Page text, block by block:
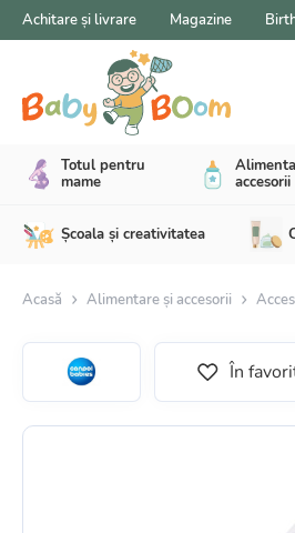
Achitare și livrare Magazine
Totul pentru
mame
accesorii
Școala și creativitatea
Acasă Alimentare și accesorii
În